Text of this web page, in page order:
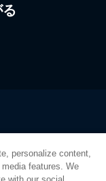
personalize content,
features. We